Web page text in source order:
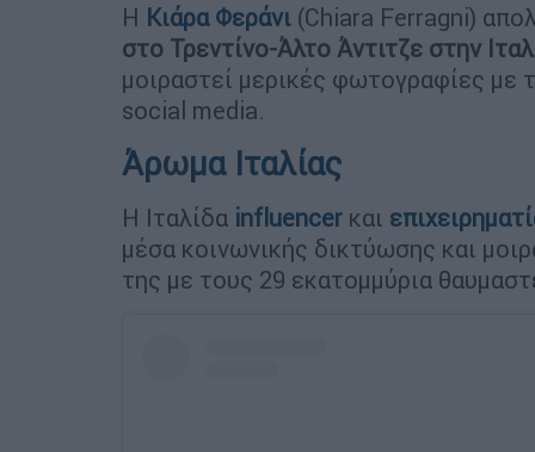
Η Κιάρα Φεράνι (Chiara Ferragni)
στο Τρεντίνο-Άλτο Άντιτζε στην
μοιραστεί μερικές φωτογραφίες με
social media.
Άρωμα Ιταλίας
Η Ιταλίδα influencer και
μέσα κοινωνικής δικτύωσης και
της με τους 29 εκατομμύρια